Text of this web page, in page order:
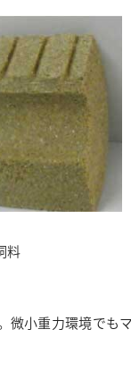
料
小重力環境で